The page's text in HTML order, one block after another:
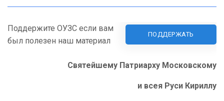
Поддержите ОУЗС если вам
был полезен наш материал
ПОДДЕРЖАТЬ
Святейшему Патриарху Московскому
и всея Руси Кириллу